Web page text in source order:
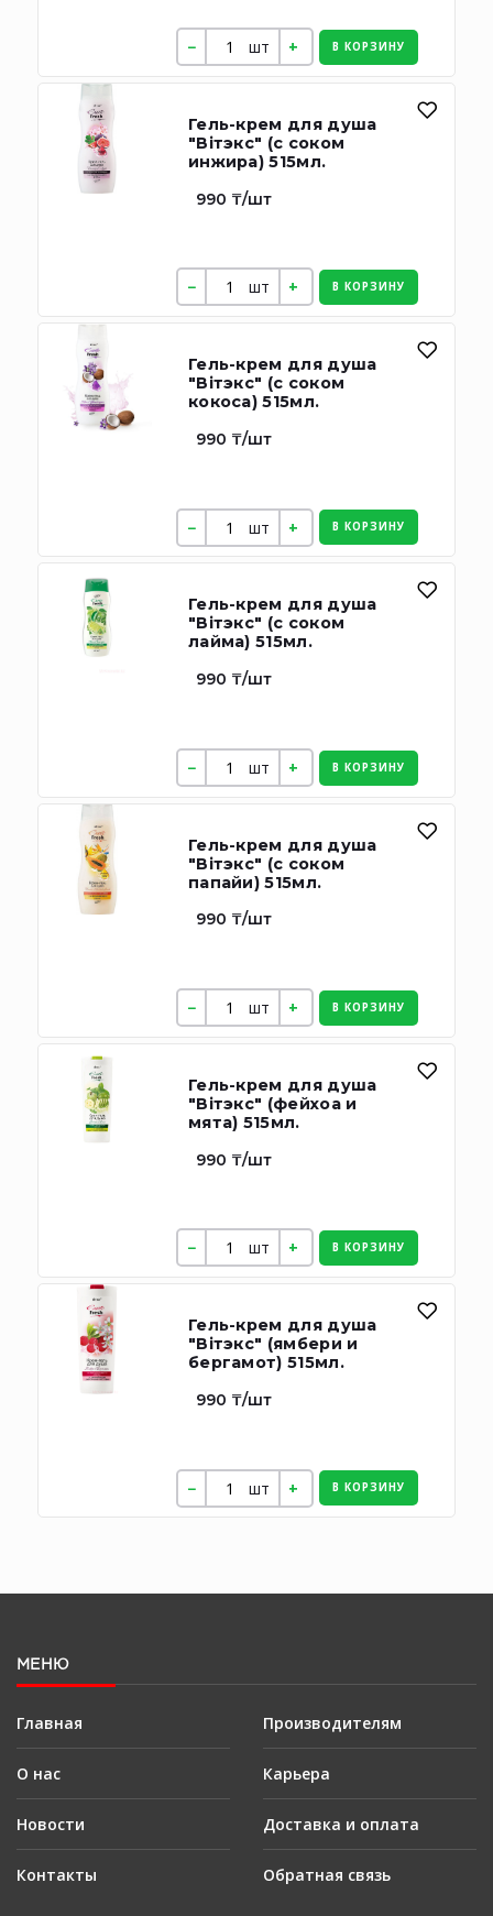
шт В КОРЗИНУ
Гель-крем для душа
"Вiтэкс" (с соком
инжира) 515мл.
990 ₸/шт
шт В КОРЗИНУ
Гель-крем для душа
"Вiтэкс" (с соком
кокоса) 515мл.
990 ₸/шт
шт В КОРЗИНУ
Гель-крем для душа
"Вiтэкс" (с соком
лайма) 515мл.
990 ₸/шт
шт В КОРЗИНУ
Гель-крем для душа
"Вiтэкс" (с соком
папайи) 515мл.
990 ₸/шт
шт В КОРЗИНУ
Гель-крем для душа
"Вiтэкс" (фейхоа и
мята) 515мл.
990 ₸/шт
шт В КОРЗИНУ
Гель-крем для душа
"Вiтэкс" (ямбери и
бергамот) 515мл.
990 ₸/шт
шт В КОРЗИНУ
МЕНЮ
Главная
О нас
Новости
Контакты
Производителям
Карьера
Доставка и оплата
Обратная связь